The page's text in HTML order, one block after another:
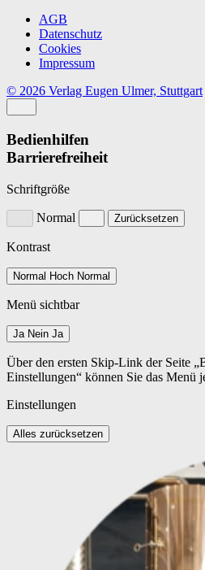
AGB
Datenschutz
Cookies
Impressum
© 2026 Verlag Eugen Ulmer, Stuttgart
Bedienhilfen
Barrierefreiheit
Schriftgröße
Normal Zurücksetzen
Kontrast
Normal Hoch Normal
Menü sichtbar
Ja Nein Ja
Über den ersten Skip-Link der Seite
Einstellungen“ können Sie das Menü
Einstellungen
Alles zurücksetzen